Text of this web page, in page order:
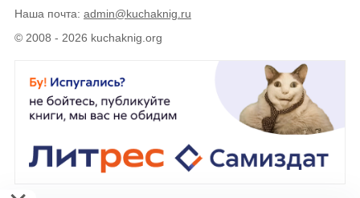
© 2008 - 2026 kuchaknig.org
Наша почта: admin@kuchaknig.ru